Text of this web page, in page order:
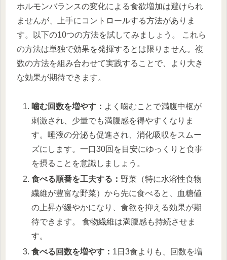
ホルモンバランスの変化による食欲増加は避けられ
ませんが、上手にコントロールする方法がありま
す。以下の10つの方法を試してみましょう。 これら
の方法は単独で効果を発揮するとは限りません。複
数の方法を組み合わせて実践することで、より大き
な効果が期待できます。
噛む回数を増やす： よく噛むことで満腹中枢が
刺激され、少量でも満腹感を得やすくなりま
す。唾液の分泌も促進され、消化吸収をスムー
ズにします。一口30回を目安にゆっくりと食事
を摂ることを意識しましょう。
食べる順番を工夫する： 野菜（特に水溶性食物
繊維が豊富な野菜）から先に食べると、血糖値
の上昇が緩やかになり、食欲を抑える効果が期
待できます。 食物繊維は満腹感も持続させま
す。
食べる回数を増やす： 1日3食よりも、回数を増